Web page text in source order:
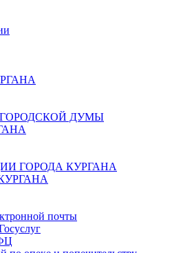
ДУМЫ
ГОРОДА КУРГАНА
почты